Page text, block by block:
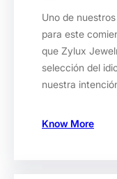
Uno de
para este
que Zylux
selección del
nuestra
Know More